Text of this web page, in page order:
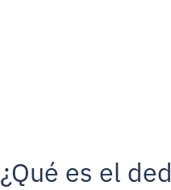
¿Qué es el